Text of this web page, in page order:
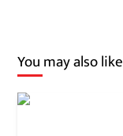
You may also like